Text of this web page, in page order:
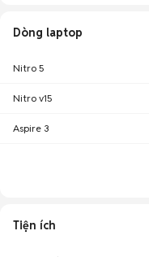
Dòng laptop
Nitro 5
Nitro v15
Aspire 3
Tiện ích